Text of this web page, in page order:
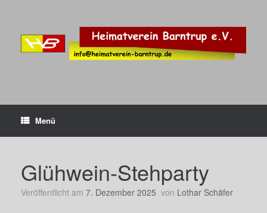
Menü
Glühwein-Stehparty
Veröffentlicht am 7. Dezember 2025 von Lothar Schäfer